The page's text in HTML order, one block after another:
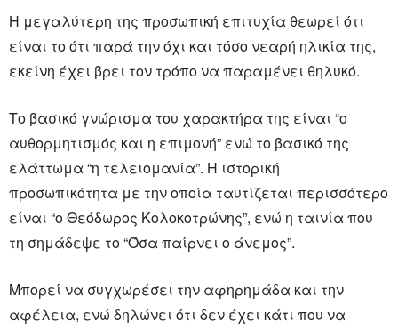
Η μεγαλύτερη της προσωπική επιτυχία θεωρεί ότι
είναι το ότι παρά την όχι και τόσο νεαρή ηλικία της,
εκείνη έχει βρει τον τρόπο να παραμένει θηλυκό.
Το βασικό γνώρισμα του χαρακτήρα της είναι “ο
αυθορμητισμός και η επιμονή” ενώ το βασικό της
ελάττωμα “η τελειομανία”. Η ιστορική
προσωπικότητα με την οποία ταυτίζεται περισσότερο
είναι “ο Θεόδωρος Κολοκοτρώνης”, ενώ η ταινία που
τη σημάδεψε το “Όσα παίρνει ο άνεμος”.
Μπορεί να συγχωρέσει την αφηρημάδα και την
αφέλεια, ενώ δηλώνει ότι δεν έχει κάτι που να